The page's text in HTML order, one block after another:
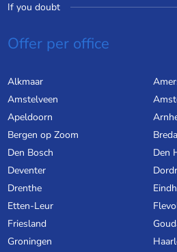
If you doubt
Offer per office
Alkmaar
Amstelveen
Apeldoorn
Bergen op Zoom
Breda
Den Bosch
Den
Deventer
Drenthe
Etten-Leur
Friesland
Groningen